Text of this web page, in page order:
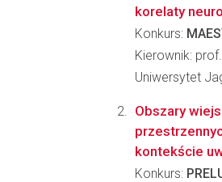
korelaty
Konkurs:
Kierownik:
Uniwersytet
Obszary
kontekście
Konkurs: